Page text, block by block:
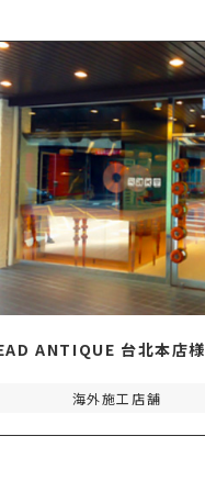
ANTIQUE 台北本店様
海外施工店舗